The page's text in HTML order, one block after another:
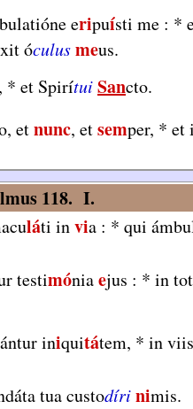
eripuísti me : *
óculusmeus.
* et SpirítuiSancto.
etnunc, etsemper, * et
118. I.
láti invia : * qui
testimóniaejus : * in
iniquitátem, * in
tua custodírinimis.